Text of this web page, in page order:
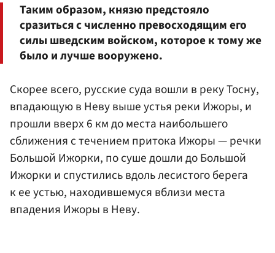
Таким образом, князю предстояло
сразиться с численно превосходящим его
силы шведским войском, которое к тому же
было и лучше вооружено.
Скорее всего, русские суда вошли в реку Тосну,
впадающую в Неву выше устья реки Ижоры, и
прошли вверх 6 км до места наибольшего
сближения с течением притока Ижоры — речки
Большой Ижорки, по суше дошли до Большой
Ижорки и спустились вдоль лесистого берега
к ее устью, находившемуся вблизи места
впадения Ижоры в Неву.